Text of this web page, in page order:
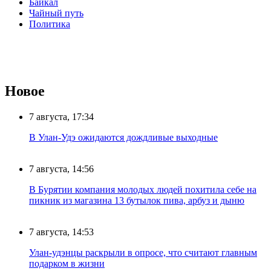
Байкал
Чайный путь
Политика
Новое
7 августа, 17:34
В Улан-Удэ ожидаются дождливые выходные
7 августа, 14:56
В Бурятии компания молодых людей похитила себе на
пикник из магазина 13 бутылок пива, арбуз и дыню
7 августа, 14:53
Улан-удэнцы раскрыли в опросе, что считают главным
подарком в жизни